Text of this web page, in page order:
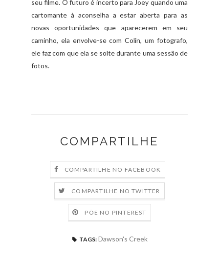
seu filme. O futuro é incerto para Joey quando uma
cartomante à aconselha a estar aberta para as
novas oportunidades que aparecerem em seu
caminho, ela envolve-se com Colin, um fotografo,
ele faz com que ela se solte durante uma sessão de
fotos.
COMPARTILHE
COMPARTILHE NO FACEBOOK
COMPARTILHE NO TWITTER
PÕE NO PINTEREST
TAGS: Dawson's Creek